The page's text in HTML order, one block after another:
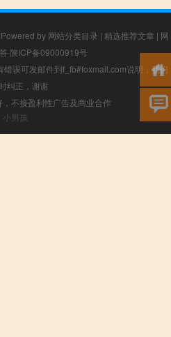
Powered by 网站分类目录 | 精选推荐文章 | 网
陕ICP备09000919号
误可发邮件到f_fb#foxmail.com说明，我们
纠正，谢谢
不接盈利性广告及商业合作
小男孩